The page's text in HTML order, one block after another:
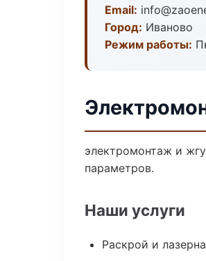
Email:
Город: Иваново
Режим работы:
электромонтаж и
параметров.
Наши услуги
Раскрой и